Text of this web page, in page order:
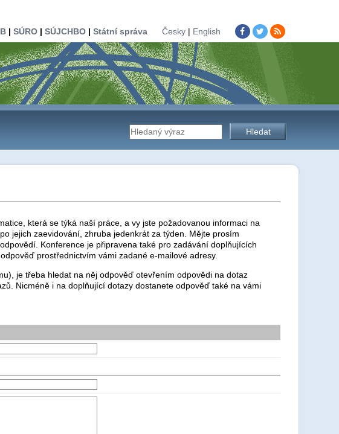
| SÚRO| SÚJCHBO| Státní správa Česky| English
Vyhledávání
úřadu
která se týká naší práce, a vy jste požadovanou informaci na
jejich zaevidování, zhruba jedenkrát za týden. Mějte prosím
Konference je připravena také pro zadávání doplňujících
prostřednictvím vámi zadané e-mailové adresy.
je třeba hledat na něj odpověď otevřením odpovědi na dotaz
Nicméně i na doplňující dotazy dostanete odpověď také na vámi